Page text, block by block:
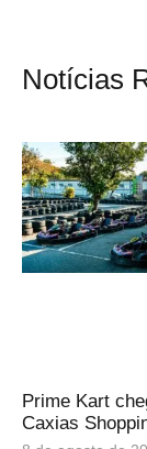
Notícias
Prime Kart
Caxias